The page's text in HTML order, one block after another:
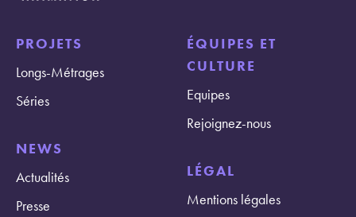
PROJETS
Longs-Métrages
Séries
NEWS
Actualités
Presse
ÉQUIPES ET
CULTURE
Equipes
Rejoignez-nous
LÉGAL
Mentions légales